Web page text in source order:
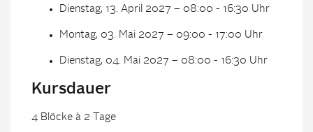
Dienstag, 13. April 2027 – 08:00 - 16:30 Uhr
Montag, 03. Mai 2027 – 09:00 - 17:00 Uhr
Dienstag, 04. Mai 2027 – 08:00 - 16:30 Uhr
Kursdauer
4 Blöcke à 2 Tage